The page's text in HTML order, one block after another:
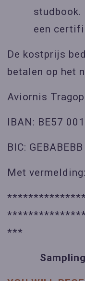
studbook.
een
De kostprijs
betalen op het
Aviornis
IBAN: BE57
BIC: GEBABEBB
Met
***